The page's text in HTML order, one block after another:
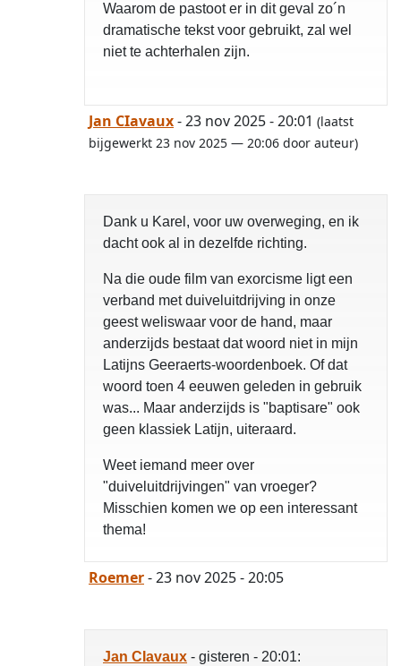
Waarom de pastoot er in dit geval zo´n
dramatische tekst voor gebruikt, zal wel
niet te achterhalen zijn.
Jan CIavaux- 23 nov 2025 - 20:01 (laatst
bijgewerkt 23 nov 2025 — 20:06 door auteur)
Dank u Karel, voor uw overweging, en ik
dacht ook al in dezelfde richting.
Na die oude film van exorcisme ligt een
verband met duiveluitdrijving in onze
geest weliswaar voor de hand, maar
anderzijds bestaat dat woord niet in mijn
Latijns Geeraerts-woordenboek. Of dat
woord toen 4 eeuwen geleden in gebruik
was... Maar anderzijds is "baptisare" ook
geen klassiek Latijn, uiteraard.
Weet iemand meer over
"duiveluitdrijvingen" van vroeger?
Misschien komen we op een interessant
thema!
Roemer- 23 nov 2025 - 20:05
Jan CIavaux - gisteren - 20:01: